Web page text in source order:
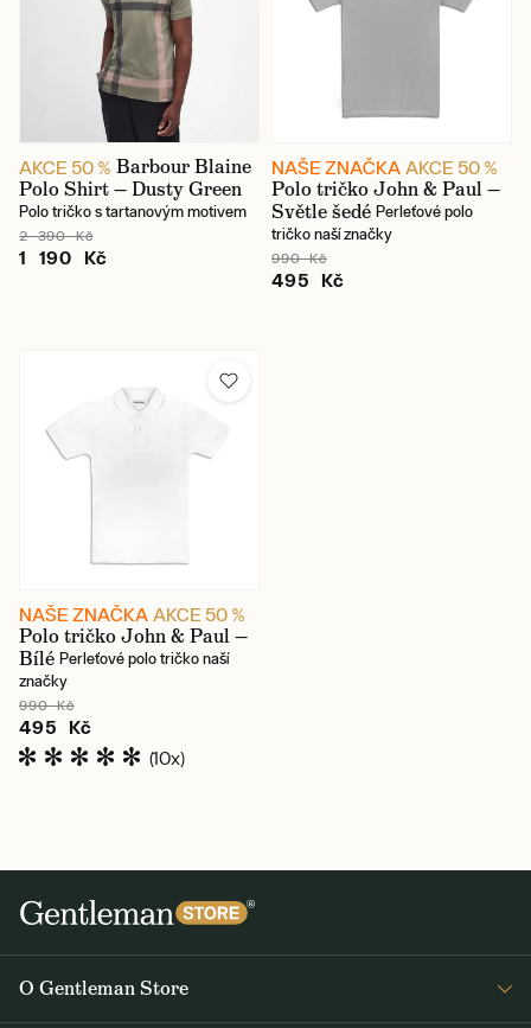
AKCE 50 % Barbour Blaine
Polo Shirt — Dusty Green
Polo tričko s tartanovým motivem
2 390 Kč
1 190 Kč
NAŠE ZNAČKA AKCE 50 %
Polo tričko John & Paul —
Světle šedé Perleťové polo
tričko naší značky
990 Kč
495 Kč
NAŠE ZNAČKA AKCE 50 %
Polo tričko John & Paul —
Bílé Perleťové polo tričko naší
značky
990 Kč
495 Kč
(10x)
O Gentleman Store